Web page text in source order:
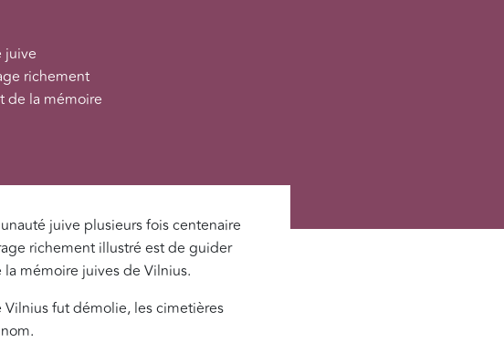
juive
richement
de la mémoire
juive plusieurs fois centenaire
richement illustré est de guider
mémoire juives de Vilnius.
fut démolie, les cimetières